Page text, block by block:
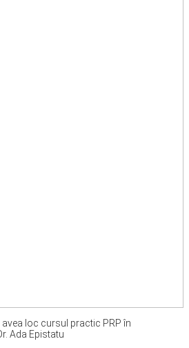
avea loc cursul practic PRP în
Ada Epistatu